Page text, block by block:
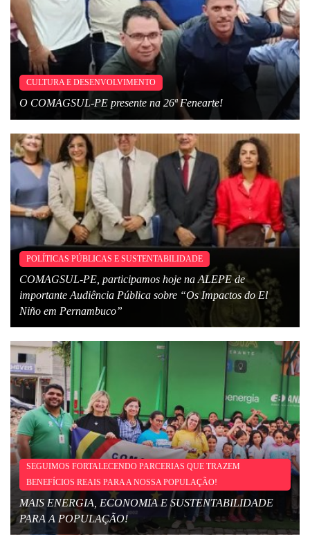
CULTURA E DESENVOLVIMENTO
O COMAGSUL-PE presente na 26ª Fenearte!
POLÍTICAS PÚBLICAS E SUSTENTABILIDADE
COMAGSUL-PE, participamos hoje na ALEPE de
importante Audiência Pública sobre “Os Impactos do El
Niño em Pernambuco”
SEGUIMOS FORTALECENDO PARCERIAS QUE TRAZEM
BENEFÍCIOS REAIS PARA A NOSSA POPULAÇÃO!
MAIS ENERGIA, ECONOMIA E SUSTENTABILIDADE
PARA A POPULAÇÃO!